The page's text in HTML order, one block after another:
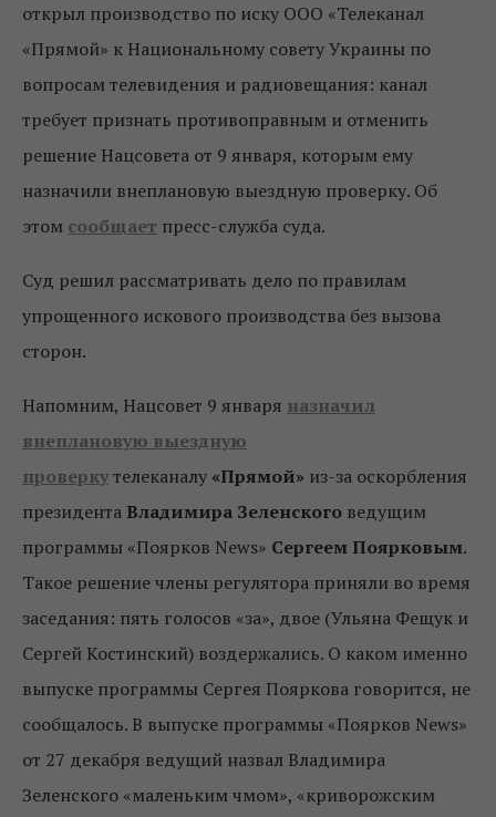
открыл производство по иску ООО «Телеканал
«Прямой» к Национальному совету Украины по
вопросам телевидения и радиовещания: канал
требует признать противоправным и отменить
решение Нацсовета от 9 января, которым ему
назначили внеплановую выездную проверку. Об
этом сообщает пресс-служба суда.
Суд решил рассматривать дело по правилам
упрощенного искового производства без вызова
сторон.
Напомним, Нацсовет 9 января назначил
внеплановую выездную
проверкутелеканалу «Прямой» из-за оскорбления
президента Владимира Зеленского ведущим
программы «Поярков News» Сергеем Поярковым.
Такое решение члены регулятора приняли во время
заседания: пять голосов «за», двое (Ульяна Фещук и
Сергей Костинский) воздержались. О каком именно
выпуске программы Сергея Пояркова говорится, не
сообщалось. В выпуске программы «Поярков News»
от 27 декабря ведущий назвал Владимира
Зеленского «маленьким чмом», «криворожским